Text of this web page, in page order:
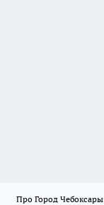
Про Город Чебоксары